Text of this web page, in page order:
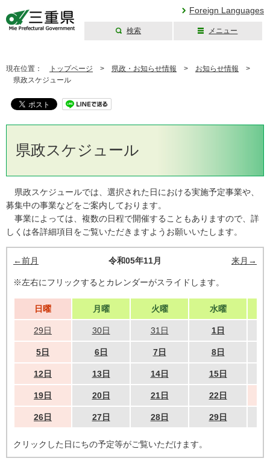
Foreign Languages
検索 メニュー
現在位置： トップページ > 県政・お知らせ情報 > お知らせ情報 >
県政スケジュール
県政スケジュール
県政スケジュールでは、選択された日における実施予定事業や、
募集中の事業などをご案内しております。
事業によっては、複数の日程で開催することもありますので、詳
しくは各詳細項目をご覧いただきますようお願いいたします。
←前月 令和05年11月 来月→
※左右にフリックするとカレンダーがスライドします。
日曜 月曜 火曜 水曜
29日 30日 31日 1日
5日 6日 7日 8日
12日 13日 14日 15日
19日 20日 21日 22日
26日 27日 28日 29日
クリックした日にちの予定等がご覧いただけます。